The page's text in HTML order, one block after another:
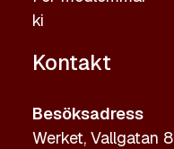
ki
Kontakt
Besöksadress
Werket, Vallgatan 8